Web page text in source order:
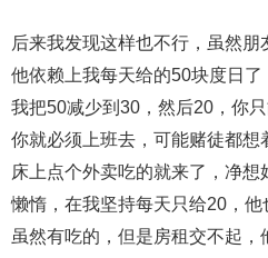
后来我发现这样也不行，虽然朋
他依赖上我每天给的50块度日
我把50减少到30，然后20，你
你就必须上班去，可能赌徒都想
床上点个外卖吃的就来了，净
懒惰，在我坚持每天只给20，
虽然有吃的，但是房租交不起